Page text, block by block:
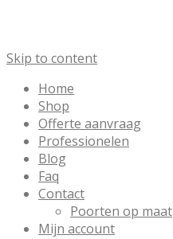
Skip to content
Home
Shop
Offerte aanvraag
Professionelen
Blog
Faq
Contact
Poorten op maat
Mijn account